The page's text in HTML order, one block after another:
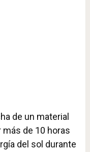
de un material
de 10 horas
del sol durante